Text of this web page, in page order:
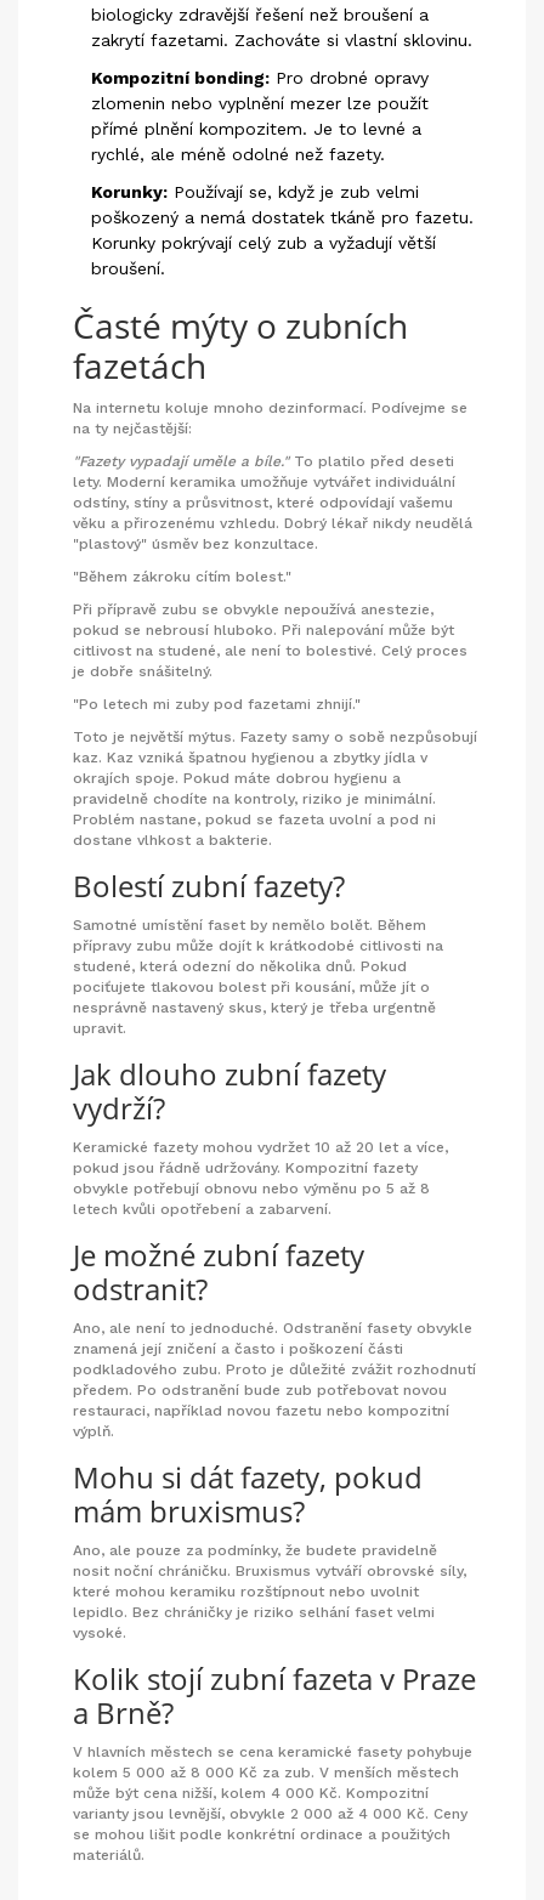
biologicky zdravější řešení než broušení a
zakrytí fazetami. Zachováte si vlastní sklovinu.
Kompozitní bonding: Pro drobné opravy
zlomenin nebo vyplnění mezer lze použít
přímé plnění kompozitem. Je to levné a
rychlé, ale méně odolné než fazety.
Korunky: Používají se, když je zub velmi
poškozený a nemá dostatek tkáně pro fazetu.
Korunky pokrývají celý zub a vyžadují větší
broušení.
Časté mýty o zubních
fazetách
Na internetu koluje mnoho dezinformací. Podívejme se
na ty nejčastější:
"Fazety vypadají uměle a bíle."To platilo před deseti
lety. Moderní keramika umožňuje vytvářet individuální
odstíny, stíny a průsvitnost, které odpovídají vašemu
věku a přirozenému vzhledu. Dobrý lékař nikdy neudělá
"plastový" úsměv bez konzultace.
"Během zákroku cítím bolest."
Při přípravě zubu se obvykle nepoužívá anestezie,
pokud se nebrousí hluboko. Při nalepování může být
citlivost na studené, ale není to bolestivé. Celý proces
je dobře snášitelný.
"Po letech mi zuby pod fazetami zhnijí."
Toto je největší mýtus. Fazety samy o sobě nezpůsobují
kaz. Kaz vzniká špatnou hygienou a zbytky jídla v
okrajích spoje. Pokud máte dobrou hygienu a
pravidelně chodíte na kontroly, riziko je minimální.
Problém nastane, pokud se fazeta uvolní a pod ni
dostane vlhkost a bakterie.
Bolestí zubní fazety?
Samotné umístění faset by nemělo bolět. Během
přípravy zubu může dojít k krátkodobé citlivosti na
studené, která odezní do několika dnů. Pokud
pociťujete tlakovou bolest při kousání, může jít o
nesprávně nastavený skus, který je třeba urgentně
upravit.
Jak dlouho zubní fazety
vydrží?
Keramické fazety mohou vydržet 10 až 20 let a více,
pokud jsou řádně udržovány. Kompozitní fazety
obvykle potřebují obnovu nebo výměnu po 5 až 8
letech kvůli opotřebení a zabarvení.
Je možné zubní fazety
odstranit?
Ano, ale není to jednoduché. Odstranění fasety obvykle
znamená její zničení a často i poškození části
podkladového zubu. Proto je důležité zvážit rozhodnutí
předem. Po odstranění bude zub potřebovat novou
restauraci, například novou fazetu nebo kompozitní
výplň.
Mohu si dát fazety, pokud
mám bruxismus?
Ano, ale pouze za podmínky, že budete pravidelně
nosit noční chráničku. Bruxismus vytváří obrovské síly,
které mohou keramiku rozštípnout nebo uvolnit
lepidlo. Bez chráničky je riziko selhání faset velmi
vysoké.
Kolik stojí zubní fazeta v Praze
a Brně?
V hlavních městech se cena keramické fasety pohybuje
kolem 5 000 až 8 000 Kč za zub. V menších městech
může být cena nižší, kolem 4 000 Kč. Kompozitní
varianty jsou levnější, obvykle 2 000 až 4 000 Kč. Ceny
se mohou lišit podle konkrétní ordinace a použitých
materiálů.